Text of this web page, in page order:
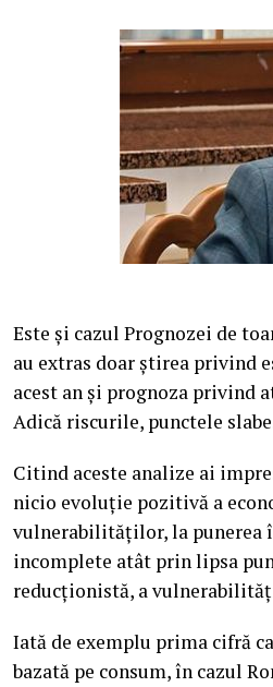
Este şi cazul Prognozei de
au extras doar ştirea privind
acest an şi prognoza privind
Adică riscurile, punctele
Citind aceste analize ai
nicio evoluţie pozitivă a
vulnerabilităţilor, la punerea
incomplete atât prin lipsa
reducţionistă, a
Iată de exemplu prima cifră
bazată pe consum, în cazul